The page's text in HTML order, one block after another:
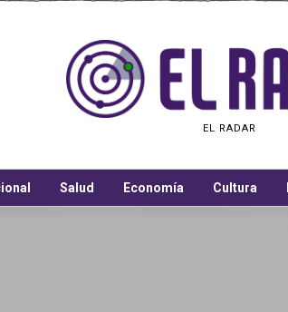
EL RADAR
Salud Economía Cultura